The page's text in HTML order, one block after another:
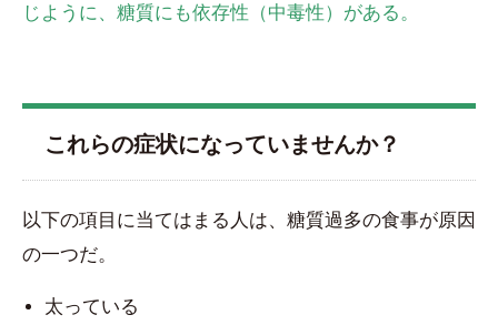
じように、糖質にも依存性（中毒性）がある。
これらの症状になっていませんか？
以下の項目に当てはまる人は、糖質過多の食事が原因
の一つだ。
太っている